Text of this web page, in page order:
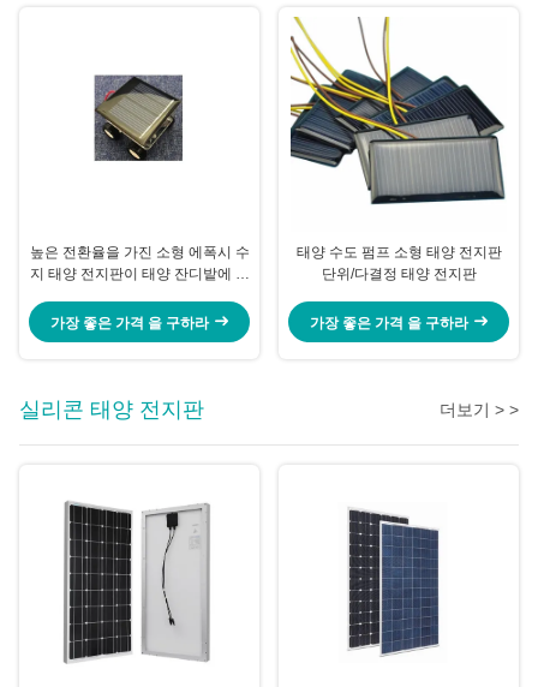
높은 전환율을 가진 소형 에폭시 수
지 태양 전지판이 태양 잔디밭에 의
가장 좋은 가격 을 구하라
태양 수도 펌프 소형 태양 전지판
단위/다결정 태양 전지판
가장 좋은 가격 을 구하라
실리콘 태양 전지판 더보기 > >